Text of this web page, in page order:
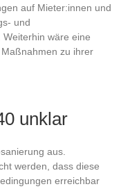
auf Mieter:innen und
und
wäre eine
zu ihrer
unklar
aus.
werden, dass diese
erreichbar